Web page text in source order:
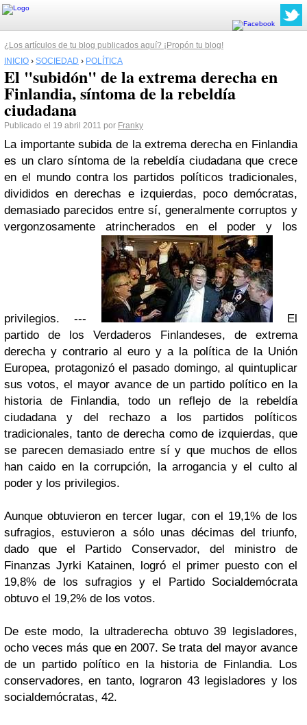
¿Los artículos de tu blog publicados aquí? ¡Propón tu blog!
INICIO › SOCIEDAD › POLÍTICA
El "subidón" de la extrema derecha en
Finlandia, síntoma de la rebeldía
ciudadana
Publicado el 19 abril 2011 por Franky
La importante subida de la extrema derecha en Finlandia
es un claro síntoma de la rebeldía ciudadana que crece
en el mundo contra los partidos políticos tradicionales,
divididos en derechas e izquierdas, poco demócratas,
demasiado parecidos entre sí, generalmente corruptos y
vergonzosamente atrincherados en el poder y los
privilegios. ---
El
partido de los Verdaderos Finlandeses, de extrema
derecha y contrario al euro y a la política de la Unión
Europea, protagonizó el pasado domingo, al quintuplicar
sus votos, el mayor avance de un partido político en la
historia de Finlandia, todo un reflejo de la rebeldía
ciudadana y del rechazo a los partidos políticos
tradicionales, tanto de derecha como de izquierdas, que
se parecen demasiado entre sí y que muchos de ellos
han caido en la corrupción, la arrogancia y el culto al
poder y los privilegios.
Aunque obtuvieron en tercer lugar, con el 19,1% de los
sufragios, estuvieron a sólo unas décimas del triunfo,
dado que el Partido Conservador, del ministro de
Finanzas Jyrki Katainen, logró el primer puesto con el
19,8% de los sufragios y el Partido Socialdemócrata
obtuvo el 19,2% de los votos.
De este modo, la ultraderecha obtuvo 39 legisladores,
ocho veces más que en 2007. Se trata del mayor avance
de un partido político en la historia de Finlandia. Los
conservadores, en tanto, lograron 43 legisladores y los
socialdemócratas, 42.